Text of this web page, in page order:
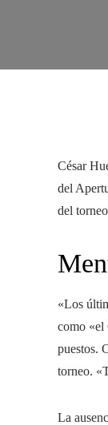
César
del
del
«Los
como «el
puestos.
torneo.
La